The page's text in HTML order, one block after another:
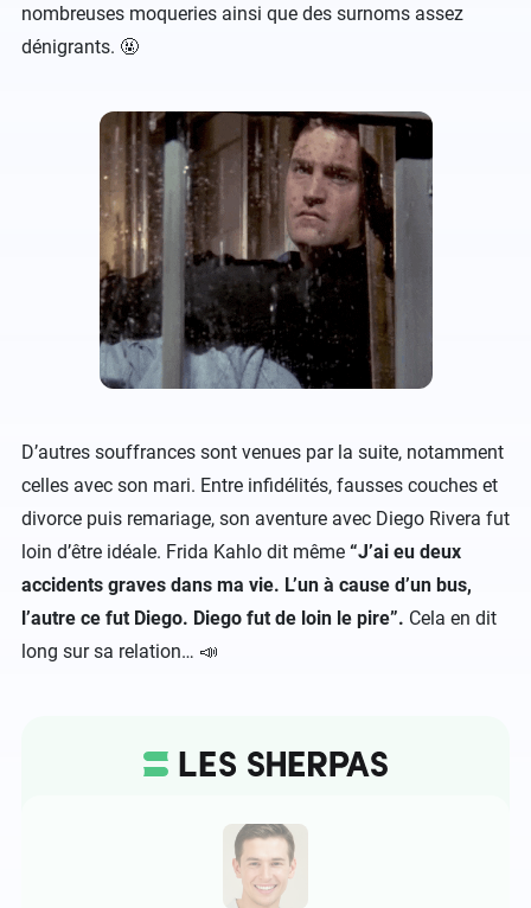
nombreuses moqueries ainsi que des surnoms assez
dénigrants. 🤬
D’autres souffrances sont venues par la suite, notamment
celles avec son mari. Entre infidélités, fausses couches et
divorce puis remariage, son aventure avec Diego Rivera fut
loin d’être idéale. Frida Kahlo dit même “J’ai eu deux
accidents graves dans ma vie. L’un à cause d’un bus,
l’autre ce fut Diego. Diego fut de loin le pire”. Cela en dit
long sur sa relation… 📣